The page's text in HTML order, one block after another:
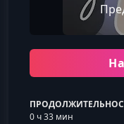
0 ч 33 мин